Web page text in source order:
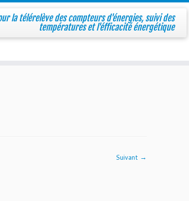
la télérelève des compteurs d'énergies, suivi des
températures et l'éfficacité énergétique
Suivant →